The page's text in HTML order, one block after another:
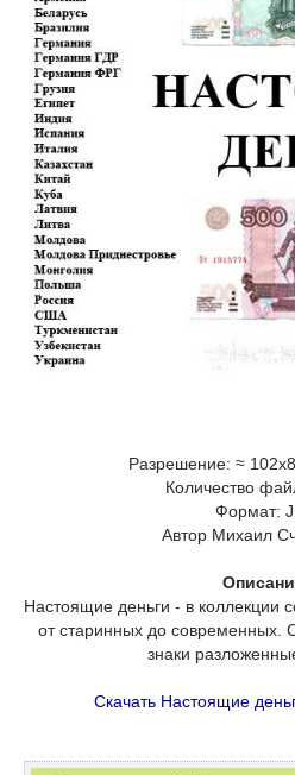
Разрешение: ≈
Количество
Формат:
Автор Михаил
Настоящие деньги - в коллекции
от старинных до современных.
знаки
Скачать Настоящие